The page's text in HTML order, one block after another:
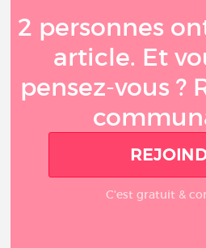
2 personnes
article. Et
pensez-vous ?
C'est gratuit &